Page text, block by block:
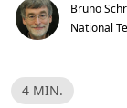
Bruno
National
L
e
4 MIN.